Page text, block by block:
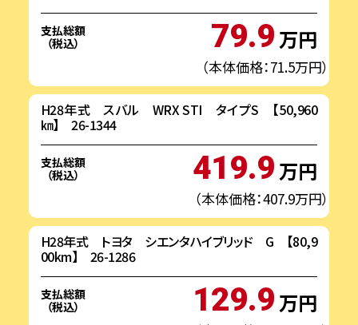
支払総額
（税込）
79.9万円
（本体価格：71.5万円）
H28年式 スバル WRX STI タイプS 【50,960
㎞】 26-1344
支払総額
（税込）
419.9万円
（本体価格：407.9万円）
H28年式 トヨタ シエンタハイブリッド G 【80,9
00km】 26-1286
支払総額
（税込）
129.9万円